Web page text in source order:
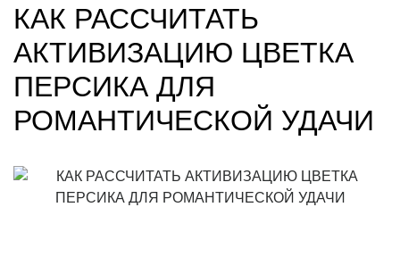
КАК РАССЧИТАТЬ
АКТИВИЗАЦИЮ ЦВЕТКА
ПЕРСИКА ДЛЯ
РОМАНТИЧЕСКОЙ УДАЧИ